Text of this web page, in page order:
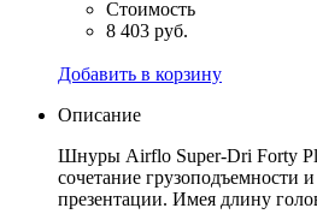
Стоимость
8 403 руб.
Добавить в корзину
Описание
Шнуры Airflo Super-Dri Forty
сочетание грузоподъемности
презентации. Имея длину